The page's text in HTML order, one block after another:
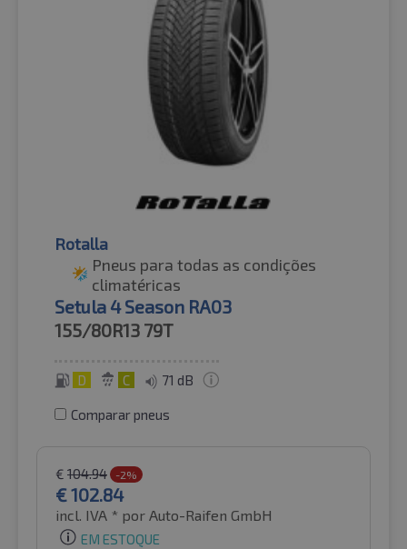
Rotalla
Pneus para todas as condições
climatéricas
Setula 4 Season RA03
155/80R13 79T
D C 71 dB
Comparar pneus
€ 104.94 -2%
€102.84
incl. IVA * por Auto-Raifen GmbH
EM ESTOQUE